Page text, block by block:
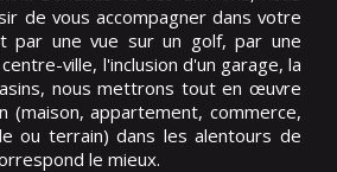
de vous accompagner dans votre
par une vue sur un golf, par une
ville, l'inclusion d'un garage, la
nous mettrons tout en œuvre
(maison, appartement, commerce,
ou terrain) dans les alentours de
le mieux.